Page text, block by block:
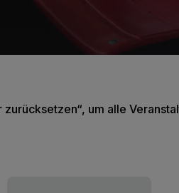
um alle